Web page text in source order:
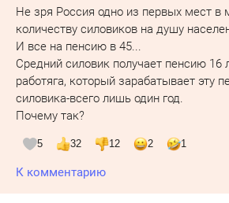
Не зря Россия одно из первых мест в
количеству силовиков на душу
И все на пенсию в 45...
Средний силовик получает пенсию 16
работяга, который зарабатывает эту
силовика-всего лишь один год.
Почему так?
5 32 12 2 1
К комментарию